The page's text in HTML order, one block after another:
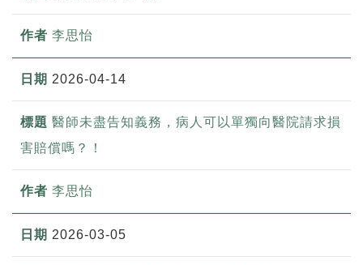
李思怡
2026-04-14
醫師未盡告知義務，病人可以單獨向醫院請求損
害賠償嗎？！
李思怡
2026-03-05